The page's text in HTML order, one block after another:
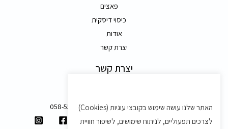
פאצים
כיסוי דיסקית
אודות
יצרת קשר
יצרת קשר
משק 58, מושב בצת
058-5557588
shvartz.order@gmail.com
האתר שלנו עושה שימוש בקובצי עוגיות (Cookies)
לצרכים תפעוליים, לניתוח שימושים, לשיפור חוויית